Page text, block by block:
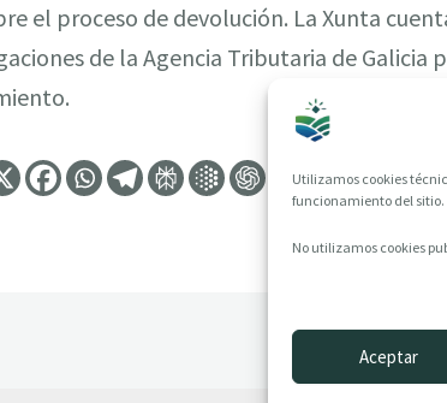
Utilizamos cookies
funcionamiento del sitio.
No utilizamos cookies
Aceptar
el proceso de devolución. La Xunta
de la Agencia Tributaria de Galicia